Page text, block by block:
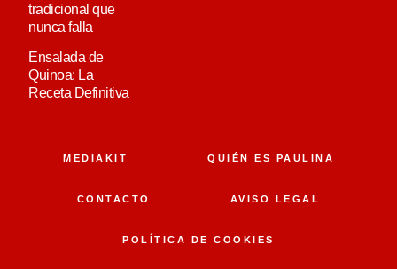
tradicional que
nunca falla
Ensalada de
Quinoa: La
Receta Definitiva
MEDIAKIT QUIÉN ES PAULINA
CONTACTO AVISO LEGAL
POLÍTICA DE COOKIES